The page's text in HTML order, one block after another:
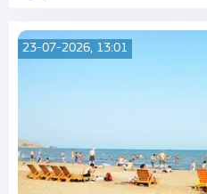
23-07-2026, 13:01